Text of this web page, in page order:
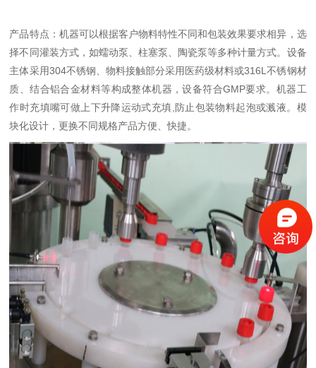
产品特点：机器可以根据客户物料特性不同和包装效果要求相异，选
择不同灌装方式，如蠕动泵、柱塞泵、陶瓷泵等多种计量方式。设备
主体采用304不锈钢、物料接触部分采用医药级材料或316L不锈钢材
质、结合铝合金材料等构成整体机器，设备符合GMP要求。机器工
作时充填嘴可做上下升降运动式充填,防止包装物料起泡或溅液。模
块化设计，更换不同规格产品方便、快捷。